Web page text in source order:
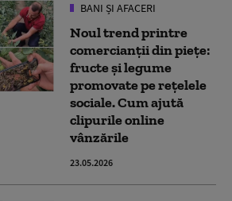
BANI ȘI AFACERI
Noul trend printre
comercianții din piețe:
fructe și legume
promovate pe rețelele
sociale. Cum ajută
clipurile online
vânzările
23.05.2026